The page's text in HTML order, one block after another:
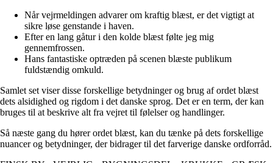
Når vejrmeldingen advarer om kraftig blæst, er det vigtigt at
sikre løse genstande i haven.
Efter en lang gåtur i den kolde blæst følte jeg mig
gennemfrossen.
Hans fantastiske optræden på scenen blæste publikum
fuldstændig omkuld.
Samlet set viser disse forskellige betydninger og brug af ordet blæst
dets alsidighed og rigdom i det danske sprog. Det er en term, der kan
bruges til at beskrive alt fra vejret til følelser og handlinger.
Så næste gang du hører ordet blæst, kan du tænke på dets forskellige
nuancer og betydninger, der bidrager til det farverige danske ordforråd.